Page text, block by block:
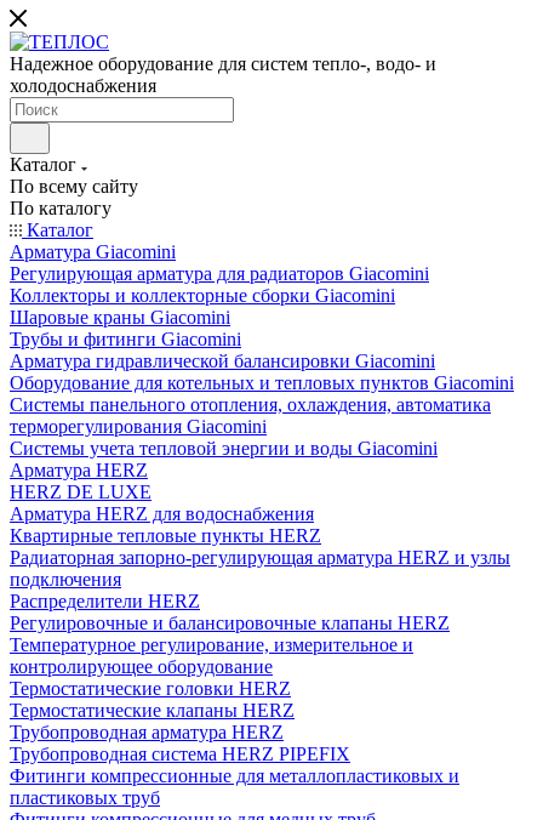
Надежное оборудование для систем тепло-, водо- и
холодоснабжения
Каталог
По всему сайту
По каталогу
Каталог
Арматура Giacomini
Регулирующая арматура для радиаторов Giacomini
Коллекторы и коллекторные сборки Giacomini
Шаровые краны Giacomini
Трубы и фитинги Giacomini
Арматура гидравлической балансировки Giacomini
Оборудование для котельных и тепловых пунктов Giacomini
Системы панельного отопления, охлаждения, автоматика
терморегулирования Giacomini
Системы учета тепловой энергии и воды Giacomini
Арматура HERZ
HERZ DE LUXE
Арматура HERZ для водоснабжения
Квартирные тепловые пункты HERZ
Радиаторная запорно-регулирующая арматура HERZ и узлы
подключения
Распределители HERZ
Регулировочные и балансировочные клапаны HERZ
Температурное регулирование, измерительное и
контролирующее оборудование
Термостатические головки HERZ
Термостатические клапаны HERZ
Трубопроводная арматура HERZ
Трубопроводная система HERZ PIPEFIX
Фитинги компрессионные для металлопластиковых и
пластиковых труб